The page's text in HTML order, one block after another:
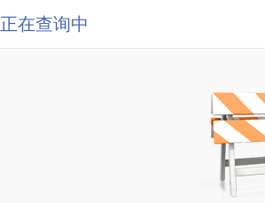
正在查询中